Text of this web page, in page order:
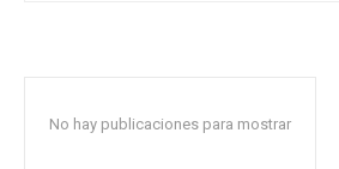
No hay publicaciones para mostrar